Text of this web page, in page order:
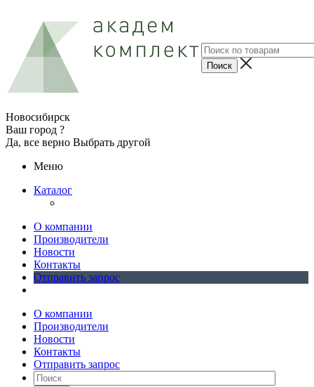
Новосибирск
Ваш город ?
Да, все верно Выбрать другой
Меню
Каталог
О компании
Производители
Новости
Контакты
Отправить запрос
О компании
Производители
Новости
Контакты
Отправить запрос